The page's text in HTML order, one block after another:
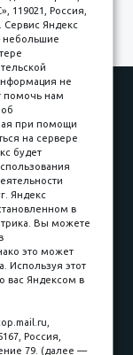
Оплата
Гарантии
Контакты
Россия,
Сервис Яндекс
небольшие
не
помочь нам
при помощи
на сервере
будет
Яндекс
в
Вы можете
это может
Используя этот
вас Яндексом в
Россия,
79. (далее —